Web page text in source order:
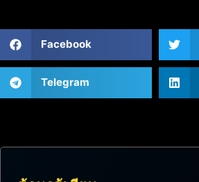
Facebook
Telegram